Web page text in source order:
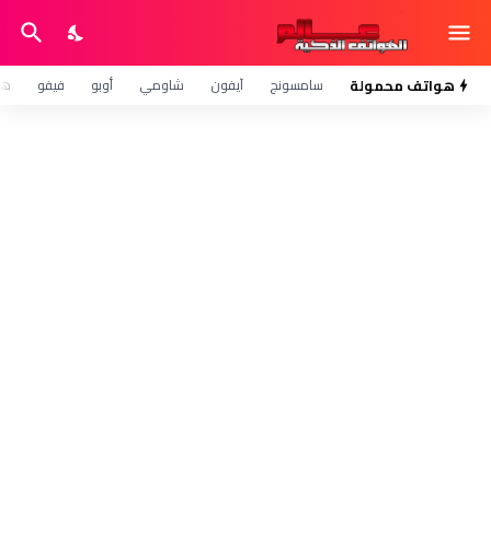
هواتف محمولة سامسونج آيفون شاومي أوبو فيفو